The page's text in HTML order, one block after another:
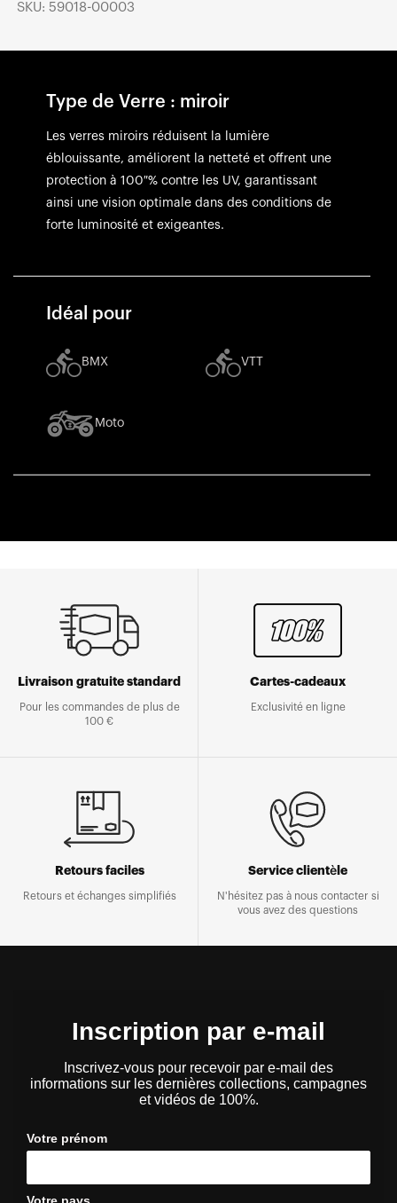
SKU: 59018-00003
Type de Verre : miroir
Les verres miroirs réduisent la lumière
éblouissante, améliorent la netteté et offrent une
protection à 100 % contre les UV, garantissant
ainsi une vision optimale dans des conditions de
forte luminosité et exigeantes.
Idéal pour
BMX VTT
Moto
Livraison gratuite standard
Pour les commandes de plus de
100 €
Cartes-cadeaux
Exclusivité en ligne
Retours faciles
Retours et échanges simplifiés
Service clientèle
N'hésitez pas à nous contacter si
vous avez des questions
Inscription par e-mail
Inscrivez-vous pour recevoir par e-mail des
informations sur les dernières collections, campagnes
et vidéos de 100%.
Votre prénom
Votre pays